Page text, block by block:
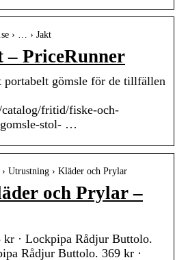
› … › Jakt
– PriceRunner
portabelt gömsle för de tillfällen
fritid/fiske-och-
stol- …
Utrustning › Kläder och Prylar
och Prylar –
kr · Lockpipa Rådjur Buttolo.
Rådjur Buttolo. 369 kr ·